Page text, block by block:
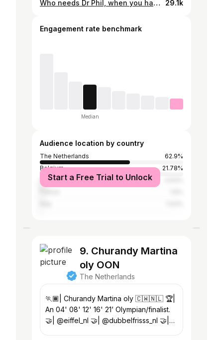
Who needs Dr Phil, when you have doctor Morgan😏 #haveaniceweekend 29.1k
Engagement rate benchmark
Median
Audience location by country
The Netherlands
62.9%
Belgium
21.78%
Spain
Start a Free Trial to Unlock
9. Churandy Martina
oly OON
The Netherlands
🏃🏾| Churandy Martina oly 🇨🇼🇳🇱 🏆|
An 04' 08' 12' 16' 21’ Olympian/finalist.
🤝| @eiffel_nl 🤝| @dubbelfrisss_nl 🤝|